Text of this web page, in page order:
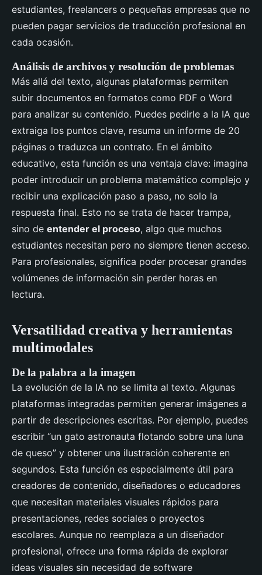
estudiantes, freelancers o pequeñas empresas que no
pueden pagar servicios de traducción profesional en
cada ocasión.
Análisis de archivos y resolución de problemas
Más allá del texto, algunas plataformas permiten
subir documentos en formatos como PDF o Word
para analizar su contenido. Puedes pedirle a la IA que
extraiga los puntos clave, resuma un informe de 20
páginas o traduzca un contrato. En el ámbito
educativo, esta función es una ventaja clave: imagina
poder introducir un problema matemático complejo y
recibir una explicación paso a paso, no solo la
respuesta final. Esto no se trata de hacer trampa,
sino de entender el proceso, algo que muchos
estudiantes necesitan pero no siempre tienen acceso.
Para profesionales, significa poder procesar grandes
volúmenes de información sin perder horas en
lectura.
Versatilidad creativa y herramientas
multimodales
De la palabra a la imagen
La evolución de la IA no se limita al texto. Algunas
plataformas integradas permiten generar imágenes a
partir de descripciones escritas. Por ejemplo, puedes
escribir “un gato astronauta flotando sobre una luna
de queso” y obtener una ilustración coherente en
segundos. Esta función es especialmente útil para
creadores de contenido, diseñadores o educadores
que necesitan materiales visuales rápidos para
presentaciones, redes sociales o proyectos
escolares. Aunque no reemplaza a un diseñador
profesional, ofrece una forma rápida de explorar
ideas visuales sin necesidad de software